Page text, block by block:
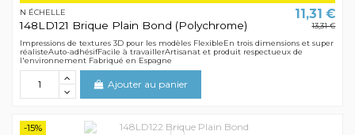
N ÉCHELLE
148LD121 Brique Plain Bond (Polychrome)
11,31 €
13,31 €
Impressions de textures 3D pour les modèles FlexibleEn trois dimensions et super
réalisteAuto-adhésifFacile à travaillerArtisanat et produit respectueux de
l'environnement Fabriqué en Espagne
Ajouter au panier
-15%